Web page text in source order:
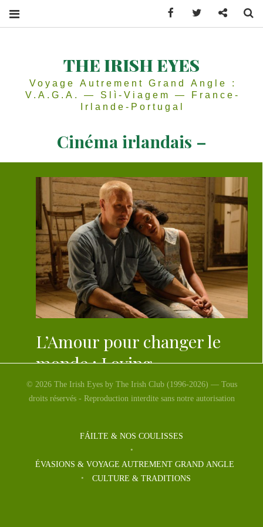
THE IRISH EYES
Voyage Autrement Grand Angle :
V.A.G.A. — Slì-Viagem — France-
Irlande-Portugal
Cinéma irlandais –
L’Amour pour changer le
monde : Loving
pouvons voir un film où l’Amour est si […]
© 2026 The Irish Eyes by The Irish Club (1996-2026) — Tous
droits réservés - Reproduction interdite sans notre autorisation
FÁILTE & NOS COULISSES
ÉVASIONS & VOYAGE AUTREMENT GRAND ANGLE
CULTURE & TRADITIONS
Facebook Twitter